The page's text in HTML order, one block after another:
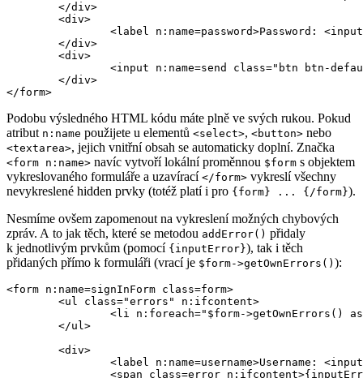
Podobu výsledného HTML kódu máte plně ve svých rukou. Pokud
atribut n:name použijete u elementů <select>, <button> nebo
<textarea>, jejich vnitřní obsah se automaticky doplní. Značka
<form n:name> navíc vytvoří lokální proměnnou $form s objektem
vykreslovaného formuláře a uzavírací </form> vykreslí všechny
nevykreslené hidden prvky (totéž platí i pro {form} ... {/form}).
Nesmíme ovšem zapomenout na vykreslení možných chybových
zpráv. A to jak těch, které se metodou addError() přidaly
k jednotlivým prvkům (pomocí {inputError}), tak i těch
přidaných přímo k formuláři (vrací je $form->getOwnErrors() ):
<form n:name=signInForm class=form>